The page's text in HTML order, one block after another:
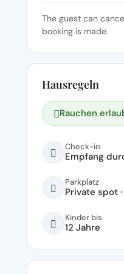
The guest can
booking is made.
Hausregeln
Rauchen
Check-in
Empfang
Parkplatz
Private spot
Kinder bis
12 Jahre